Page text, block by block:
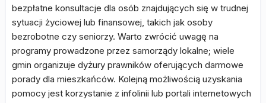
bezpłatne konsultacje dla osób znajdujących się w trudnej
sytuacji życiowej lub finansowej, takich jak osoby
bezrobotne czy seniorzy. Warto zwrócić uwagę na
programy prowadzone przez samorządy lokalne; wiele
gmin organizuje dyżury prawników oferujących darmowe
porady dla mieszkańców. Kolejną możliwością uzyskania
pomocy jest korzystanie z infolinii lub portali internetowych